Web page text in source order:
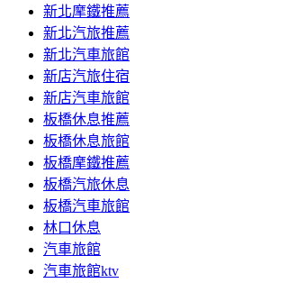
新北摩鐵推薦
新北汽旅推薦
新北汽車旅館
新店汽旅住宿
新店汽車旅館
板橋休息推薦
板橋休息旅館
板橋摩鐵推薦
板橋汽旅休息
板橋汽車旅館
林口休息
汽車旅館
汽車旅館ktv